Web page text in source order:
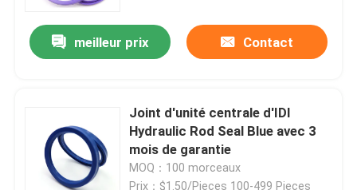
meilleur prix Contact
Joint d'unité centrale d'IDI
Hydraulic Rod Seal Blue avec 3
mois de garantie
MOQ：100 morceaux
Prix：$1.50/Pieces 100-499 Pieces